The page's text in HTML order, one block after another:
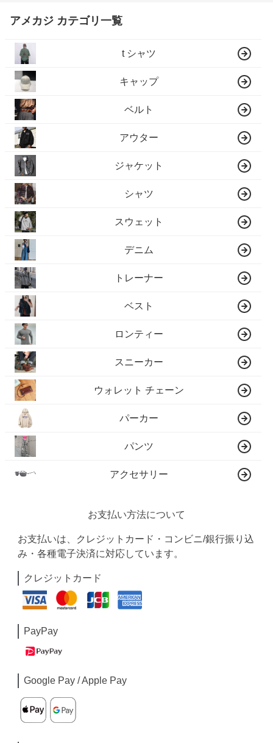
アメカジ カテゴリ一覧
t シャツ
キャップ
ベルト
アウター
ジャケット
シャツ
スウェット
デニム
トレーナー
ベスト
ロンティー
スニーカー
ウォレット チェーン
パーカー
パンツ
アクセサリー
お支払い方法について
お支払いは、クレジットカード・コンビニ/銀行振り込
み・各種電子決済に対応しています。
クレジットカード
PayPay
Google Pay / Apple Pay